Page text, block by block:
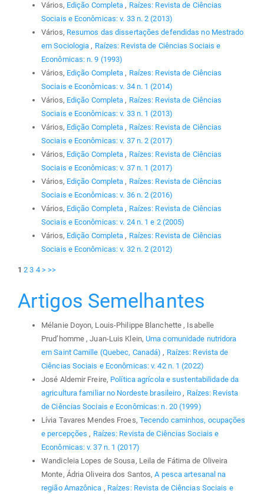
Vários, Edição Completa, Raízes: Revista de Ciências
Sociais e Econômicas: v. 33 n. 2 (2013)
Vários, Resumos das dissertações defendidas no Mestrado
em Sociologia, Raízes: Revista de Ciências Sociais e
Econômicas: n. 9 (1993)
Vários, Edição Completa, Raízes: Revista de Ciências
Sociais e Econômicas: v. 34 n. 1 (2014)
Vários, Edição Completa, Raízes: Revista de Ciências
Sociais e Econômicas: v. 33 n. 1 (2013)
Vários, Edição Completa, Raízes: Revista de Ciências
Sociais e Econômicas: v. 37 n. 2 (2017)
Vários, Edição Completa, Raízes: Revista de Ciências
Sociais e Econômicas: v. 37 n. 1 (2017)
Vários, Edição Completa, Raízes: Revista de Ciências
Sociais e Econômicas: v. 36 n. 2 (2016)
Vários, Edição Completa, Raízes: Revista de Ciências
Sociais e Econômicas: v. 24 n. 1 e 2 (2005)
Vários, Edição Completa, Raízes: Revista de Ciências
Sociais e Econômicas: v. 32 n. 2 (2012)
1 2 3 4 > >>
Artigos Semelhantes
Mélanie Doyon, Louis-Philippe Blanchette , Isabelle
Prud’homme , Juan-Luis Klein,Uma comunidade nutridora
em Saint Camille (Quebec, Canadá), Raízes: Revista de
Ciências Sociais e Econômicas: v. 42 n. 1 (2022)
José Aldemir Freire, Política agrícola e sustentabilidade da
agricultura familiar no Nordeste brasileiro, Raízes: Revista
de Ciências Sociais e Econômicas: n. 20 (1999)
Lívia Tavares Mendes Froes, Tecendo caminhos, ocupações
e percepções, Raízes: Revista de Ciências Sociais e
Econômicas: v. 37 n. 1 (2017)
Wandicleia Lopes de Sousa, Leila de Fátima de Oliveira
Monte, Ádria Oliveira dos Santos,A pesca artesanal na
região Amazônica , Raízes: Revista de Ciências Sociais e